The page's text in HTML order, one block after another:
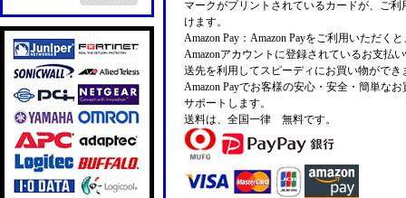
マークがプリントされているカードが、ご利
けます。
Amazon Pay：Amazon Payをご利用いただく
Amazonアカウントに登録されているお支払
送先を利用してスピーディにお買い物ができ
Amazon Payでお客様の安心・安全・簡単な
サポートします。
送料は、全国一律 無料です。